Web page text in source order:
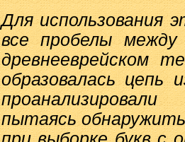
Для использования
все пробелы между
древнееврейском
образовалась
пытаясь